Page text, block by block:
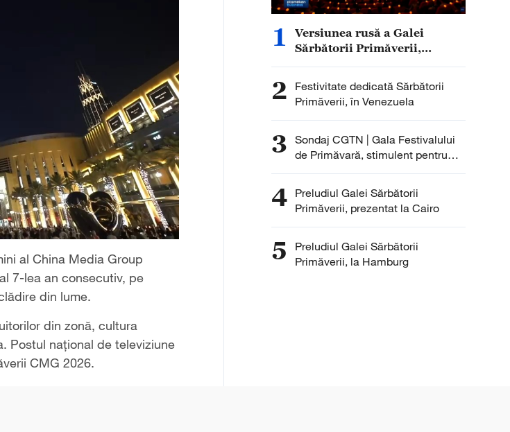
al China Media Group
7-lea an consecutiv, pe
din lume.
din zonă, cultura
Postul național de televiziune
CMG 2026.
1
Versiunea rusă a Galei
Sărbătorii Primăverii,
2
Festivitate dedicată Sărbătorii
Primăverii, în Venezuela
3 Sondaj CGTN | Gala Festivalului
de Primăvară, stimulent pentru
noile forțe productive de calitate
4 Preludiul Galei Sărbătorii
Primăverii, prezentat la Cairo
5
Preludiul Galei Sărbătorii
Primăverii, la Hamburg